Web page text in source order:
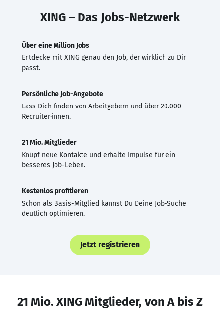
XING – Das Jobs-Netzwerk
Über eine Million Jobs
Entdecke mit XING genau den Job, der wirklich zu Dir
passt.
Persönliche Job-Angebote
Lass Dich finden von Arbeitgebern und über 20.000
Recruiter·innen.
21 Mio. Mitglieder
Knüpf neue Kontakte und erhalte Impulse für ein
besseres Job-Leben.
Kostenlos profitieren
Schon als Basis-Mitglied kannst Du Deine Job-Suche
deutlich optimieren.
Jetzt registrieren
21 Mio. XING Mitglieder, von A bis Z